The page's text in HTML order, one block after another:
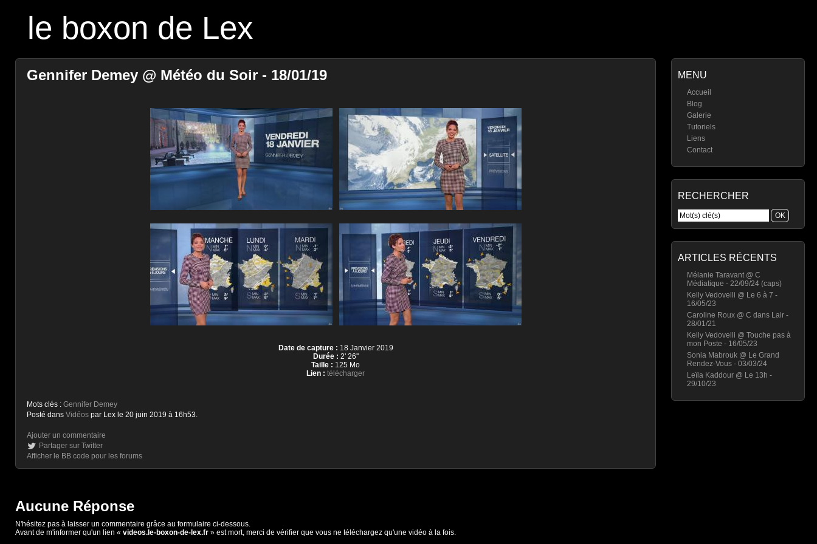
le boxon de Lex
MENU
Accueil
Blog
Galerie
Tutoriels
Liens
Contact
RECHERCHER
ARTICLES RÉCENTS
Mélanie Taravant @ C
Médiatique - 22/09/24 (caps)
Kelly Vedovelli @ Le 6 à 7 -
16/05/23
Caroline Roux @ C dans Lair -
28/01/21
Kelly Vedovelli @ Touche pas à
mon Poste - 16/05/23
Sonia Mabrouk @ Le Grand
Rendez-Vous - 03/03/24
Leïla Kaddour @ Le 13h -
29/10/23
Gennifer Demey @ Météo du Soir - 18/01/19
Date de capture : 18 Janvier 2019
Durée : 2' 26''
Taille : 125 Mo
Lien : télécharger
Mots clés : Gennifer Demey
Posté dans Vidéos par Lex le 20 juin 2019 à 16h53.
Ajouter un commentaire
Partager sur Twitter
Afficher le BB code pour les forums
Aucune Réponse
N'hésitez pas à laisser un commentaire grâce au formulaire ci-dessous.
Avant de m'informer qu'un lien « videos.le-boxon-de-lex.fr » est mort, merci de vérifier que vous ne téléchargez qu'une vidéo à la fois.